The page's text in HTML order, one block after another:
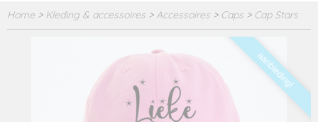
Home > Kleding & accessoires > Accessoires > Caps > Cap Stars
aanbieding!